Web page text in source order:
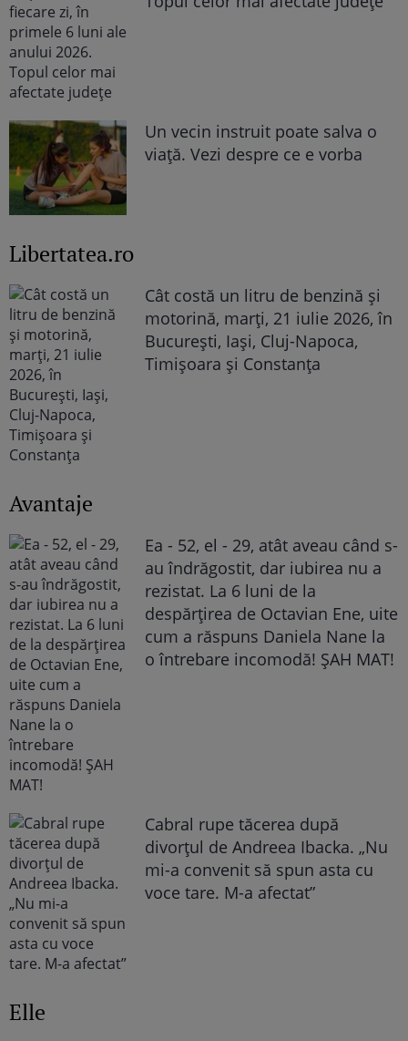
Un vecin instruit poate salva o
viață. Vezi despre ce e vorba
Libertatea.ro
Cât costă un litru de benzină și
motorină, marți, 21 iulie 2026, în
București, Iași, Cluj-Napoca,
Timișoara și Constanța
Avantaje
Ea - 52, el - 29, atât aveau când s-
au îndrăgostit, dar iubirea nu a
rezistat. La 6 luni de la
despărțirea de Octavian Ene, uite
cum a răspuns Daniela Nane la
o întrebare incomodă! ȘAH MAT!
Cabral rupe tăcerea după
divorțul de Andreea Ibacka. „Nu
mi-a convenit să spun asta cu
voce tare. M-a afectat”
Elle